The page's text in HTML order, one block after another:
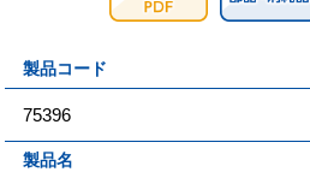
製品コード
75396
製品名